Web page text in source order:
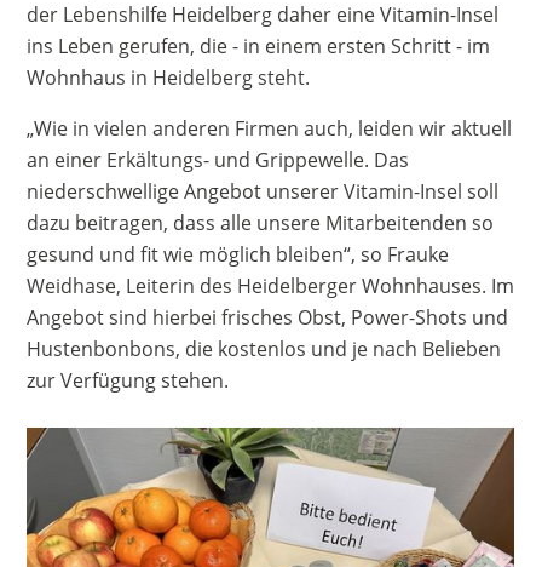
der Lebenshilfe Heidelberg daher eine Vitamin-Insel
ins Leben gerufen, die - in einem ersten Schritt - im
Wohnhaus in Heidelberg steht.
„Wie in vielen anderen Firmen auch, leiden wir aktuell
an einer Erkältungs- und Grippewelle. Das
niederschwellige Angebot unserer Vitamin-Insel soll
dazu beitragen, dass alle unsere Mitarbeitenden so
gesund und fit wie möglich bleiben“, so Frauke
Weidhase, Leiterin des Heidelberger Wohnhauses. Im
Angebot sind hierbei frisches Obst, Power-Shots und
Hustenbonbons, die kostenlos und je nach Belieben
zur Verfügung stehen.